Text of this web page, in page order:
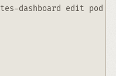
dashboard edit pod